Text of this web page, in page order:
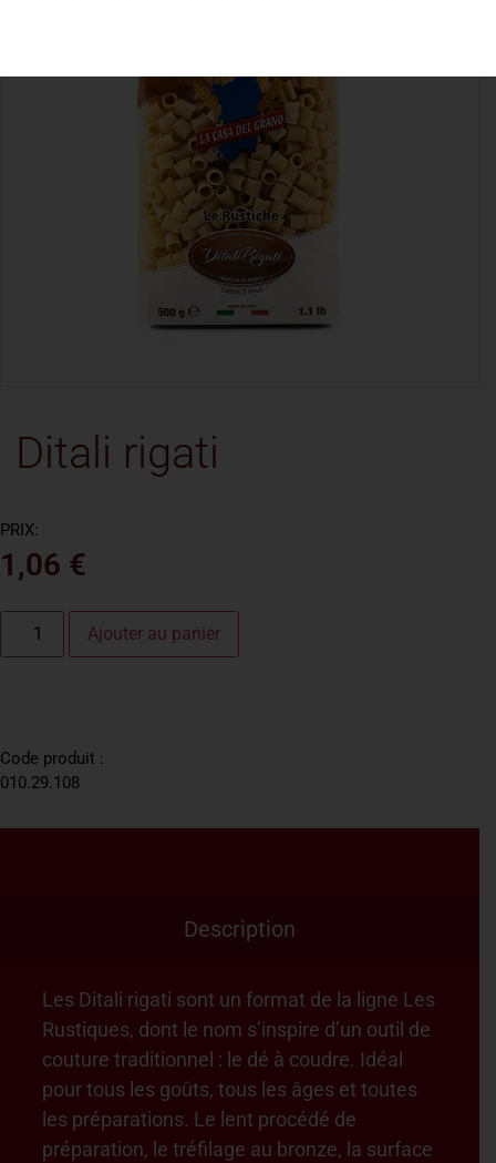
Ditali rigati
PRIX:
1,06 €
Ajouter au panier
Code produit :
010.29.108
Description
Les Ditali rigati sont un format de la ligne Les
Rustiques, dont le nom s’inspire d’un outil de
couture traditionnel : le dé à coudre. Idéal
pour tous les goûts, tous les âges et toutes
les préparations. Le lent procédé de
préparation, le tréfilage au bronze, la surface